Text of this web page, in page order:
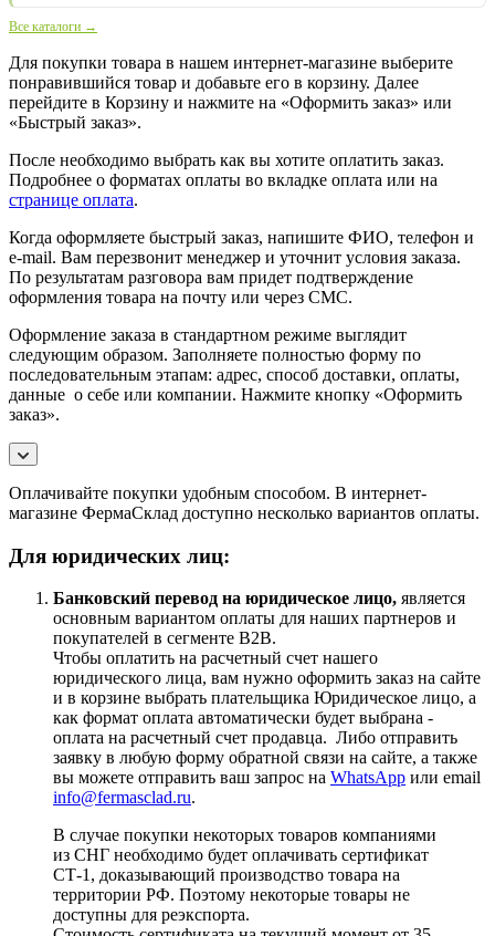
Все каталоги →
Для покупки товара в нашем интернет-магазине выберите
понравившийся товар и добавьте его в корзину. Далее
перейдите в Корзину и нажмите на «Оформить заказ» или
«Быстрый заказ».
После необходимо выбрать как вы хотите оплатить заказ.
Подробнее о форматах оплаты во вкладке оплата или на
странице оплата.
Когда оформляете быстрый заказ, напишите ФИО, телефон и
e-mail. Вам перезвонит менеджер и уточнит условия заказа.
По результатам разговора вам придет подтверждение
оформления товара на почту или через СМС.
Оформление заказа в стандартном режиме выглядит
следующим образом. Заполняете полностью форму по
последовательным этапам: адрес, способ доставки, оплаты,
данные о себе или компании. Нажмите кнопку «Оформить
заказ».
Оплачивайте покупки удобным способом. В интернет-
магазине ФермаСклад доступно несколько вариантов оплаты.
Для юридических лиц:
Банковский перевод на юридическое лицо, является
основным вариантом оплаты для наших партнеров и
покупателей в сегменте B2B.
Чтобы оплатить на расчетный счет нашего
юридического лица, вам нужно оформить заказ на сайте
и в корзине выбрать плательщика Юридическое лицо, а
как формат оплата автоматически будет выбрана -
оплата на расчетный счет продавца. Либо отправить
заявку в любую форму обратной связи на сайте, а также
вы можете отправить ваш запрос на WhatsApp или email
info@fermasclad.ru.
В случае покупки некоторых товаров компаниями
из СНГ необходимо будет оплачивать сертификат
СТ-1, доказывающий производство товара на
территории РФ. Поэтому некоторые товары не
доступны для реэкспорта.